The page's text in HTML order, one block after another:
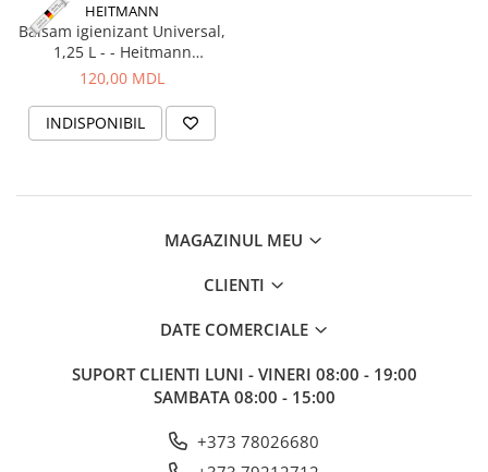
HEITMANN
Balsam igienizant Universal,
1,25 L - - Heitmann
Disinfection
120,00 MDL
INDISPONIBIL
MAGAZINUL MEU
CLIENTI
DATE COMERCIALE
SUPORT CLIENTI LUNI - VINERI 08:00 - 19:00
SAMBATA 08:00 - 15:00
+373 78026680